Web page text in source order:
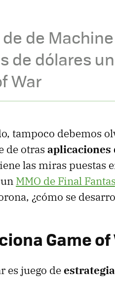
de de
de dólares
War
tampoco debemos
de otras aplicaciones
las miras puestas
MMO de Final
¿cómo se
Game
es juego de